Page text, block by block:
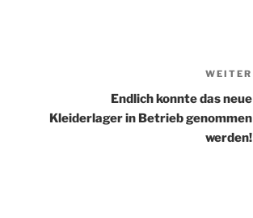
WEITER
Endlich konnte das neue
Kleiderlager in Betrieb genommen
werden!